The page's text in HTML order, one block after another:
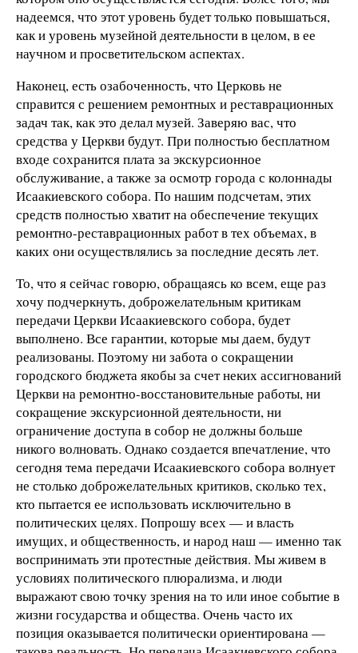
надеемся, что этот уровень будет только повышаться,
как и уровень музейной деятельности в целом, в ее
научном и просветительском аспектах.
Наконец, есть озабоченность, что Церковь не
справится с решением ремонтных и реставрационных
задач так, как это делал музей. Заверяю вас, что
средства у Церкви будут. При полностью бесплатном
входе сохранится плата за экскурсионное
обслуживание, а также за осмотр города с колоннады
Исаакиевского собора. По нашим подсчетам, этих
средств полностью хватит на обеспечение текущих
ремонтно-реставрационных работ в тех объемах, в
каких они осуществлялись за последние десять лет.
То, что я сейчас говорю, обращаясь ко всем, еще раз
хочу подчеркнуть, доброжелательным критикам
передачи Церкви Исаакиевского собора, будет
выполнено. Все гарантии, которые мы даем, будут
реализованы. Поэтому ни забота о сокращении
городского бюджета якобы за счет неких ассигнований
Церкви на ремонтно-восстановительные работы, ни
сокращение экскурсионной деятельности, ни
ограничение доступа в собор не должны больше
никого волновать. Однако создается впечатление, что
сегодня тема передачи Исаакиевского собора волнует
не столько доброжелательных критиков, сколько тех,
кто пытается ее использовать исключительно в
политических целях. Попрошу всех — и власть
имущих, и общественность, и народ наш — именно так
воспринимать эти протестные действия. Мы живем в
условиях политического плюрализма, и люди
выражают свою точку зрения на то или иное событие в
жизни государства и общества. Очень часто их
позиция оказывается политически ориентирована —